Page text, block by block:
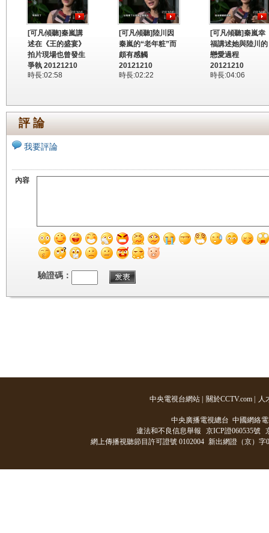
[可凡傾聽]秦嵐講
述在《王的盛宴》
拍片現場也曾發生
爭執 20121210
時長:02:58
[可凡傾聽]陸川因
秦嵐的“老年粧”而
頗有感觸
20121210
時長:02:22
[可凡傾聽]秦嵐幸
福講述她與陸川的
戀愛過程
20121210
時長:04:06
評 論
我要評論
內容
驗證碼：
中央電視台網站 關於CCTV.com 人
中央廣播電視總台 中國網絡
違法和不良信息舉報
京ICP證060535號
網上傳播視聽節目許可證號 0102004 新出網證（京）